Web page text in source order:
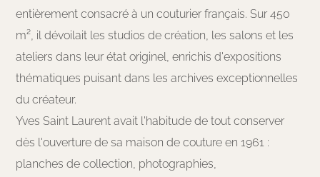
entièrement consacré à un couturier français. Sur 450
m², il dévoilait les studios de création, les salons et les
ateliers dans leur état originel, enrichis d'expositions
thématiques puisant dans les archives exceptionnelles
du créateur.
Yves Saint Laurent avait l'habitude de tout conserver
dès l'ouverture de sa maison de couture en 1961 :
planches de collection, photographies,